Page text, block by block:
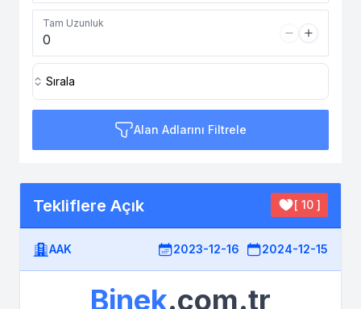
Tam Uzunluk
Sırala
Alan Adlarını Filtrele
Tekliflere Açık [ 10 ]
AAK 2023-12-16 2024-12-15
Binek.com.tr